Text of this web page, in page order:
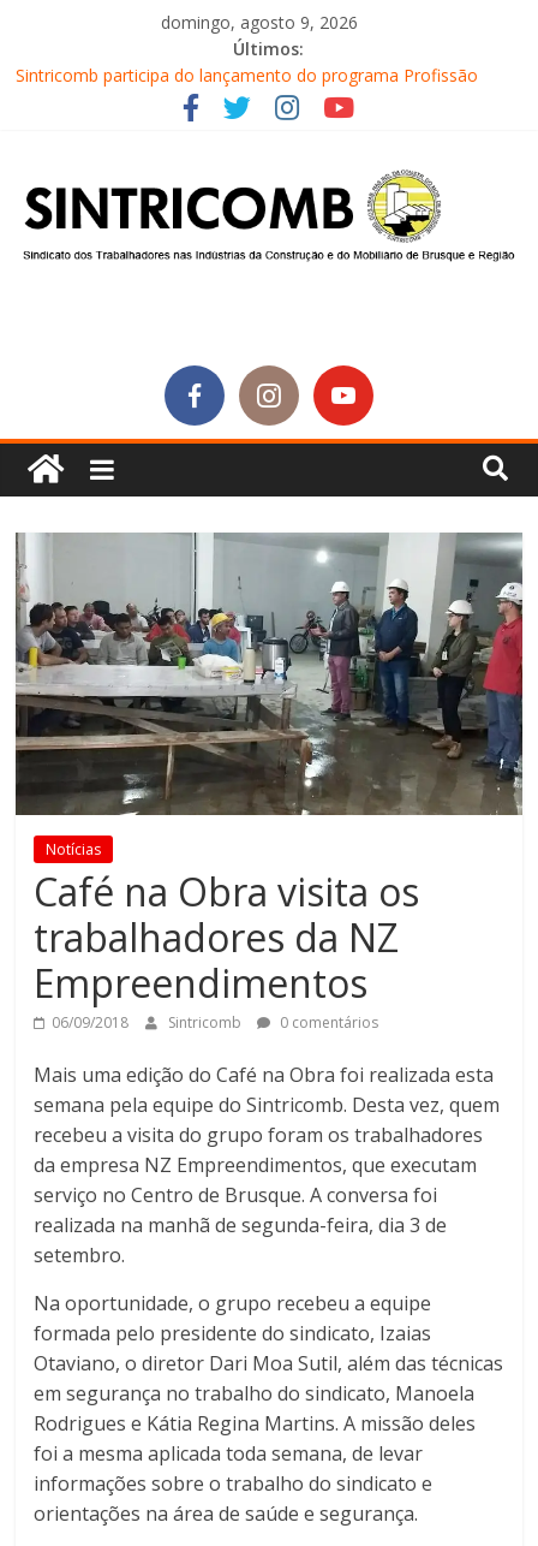
domingo, agosto 9, 2026
Últimos:
Sintricomb participa do lançamento do programa Profissão
Construir em Brusque
Equipe do SINTRICOMB realiza mais uma edição do Café na
Conselho Fiscal do SINTRICOMB realiza avaliação das contas do
sindicato
Diretores do SINTRICOMB são eleitos para a direção da Nova
Central Sindical de SC
Notícias
Café na Obra visita os
trabalhadores da NZ
Empreendimentos
06/09/2018 Sintricomb 0 comentários
Mais uma edição do Café na Obra foi realizada esta
semana pela equipe do Sintricomb. Desta vez, quem
recebeu a visita do grupo foram os trabalhadores
da empresa NZ Empreendimentos, que executam
serviço no Centro de Brusque. A conversa foi
realizada na manhã de segunda-feira, dia 3 de
setembro.
Na oportunidade, o grupo recebeu a equipe
formada pelo presidente do sindicato, Izaias
Otaviano, o diretor Dari Moa Sutil, além das técnicas
em segurança no trabalho do sindicato, Manoela
Rodrigues e Kátia Regina Martins. A missão deles
foi a mesma aplicada toda semana, de levar
informações sobre o trabalho do sindicato e
orientações na área de saúde e segurança.